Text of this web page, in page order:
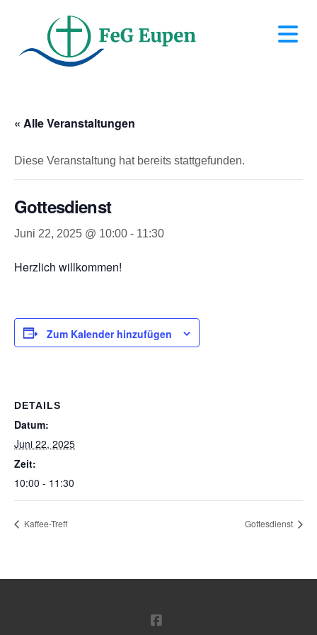
« Alle Veranstaltungen
Diese Veranstaltung hat bereits stattgefunden.
Gottesdienst
Juni 22, 2025 @ 10:00 - 11:30
Herzlich willkommen!
Zum Kalender hinzufügen
DETAILS
Datum:
Juni 22, 2025
Zeit:
10:00 - 11:30
Kaffee-Treff Gottesdienst